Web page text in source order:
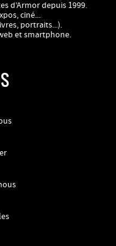
d’Armor depuis 1999.
ciné...
portraits...).
et smartphone.